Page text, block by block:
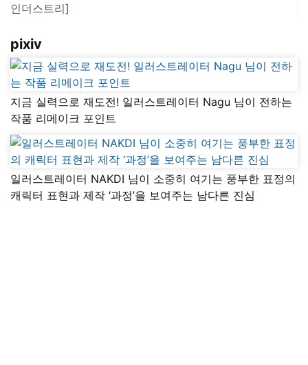
인더스트리]
pixiv
지금 실력으로 재도전! 일러스트레이터 Nagu 님이 전하는
작품 리메이크 포인트
일러스트레이터 NAKDI 님이 소중히 여기는 풍부한 표정의
캐릭터 표현과 제작 ‘과정’을 보여주는 남다른 진심